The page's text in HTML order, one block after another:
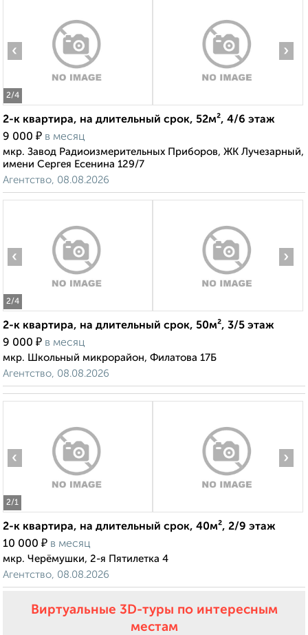
2/4
‹ ›
2-к квартира, на длительный срок, 52м², 4/6 этаж
9 000 ₽ в месяц
мкр. Завод Радиоизмерительных Приборов, ЖК Лучезарный,
имени Сергея Есенина 129/7
Агентство, 08.08.2026
2/4
‹ ›
2-к квартира, на длительный срок, 50м², 3/5 этаж
9 000 ₽ в месяц
мкр. Школьный микрорайон, Филатова 17Б
Агентство, 08.08.2026
2/1
‹ ›
2-к квартира, на длительный срок, 40м², 2/9 этаж
10 000 ₽ в месяц
мкр. Черёмушки, 2-я Пятилетка 4
Агентство, 08.08.2026
Виртуальные 3D-туры по интересным
местам